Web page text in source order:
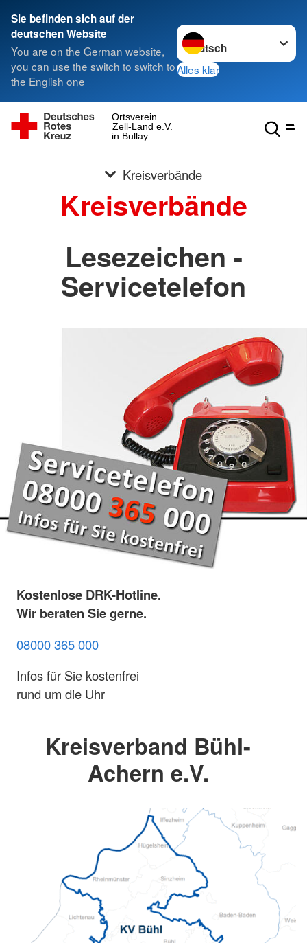
Sie befinden sich auf der
deutschen Website
You are on the German website,
you can use the switch to switch to
the English one
Sprache wechseln zu
Alles klar
in Bullay
Zell-Land e.V.
Ortsverein
Kreisverbände
Kreisverbände
Lesezeichen -
Servicetelefon
Kostenlose DRK-Hotline.
Wir beraten Sie gerne.
08000 365 000
Infos für Sie kostenfrei
rund um die Uhr
Kreisverband Bühl-
Achern e.V.